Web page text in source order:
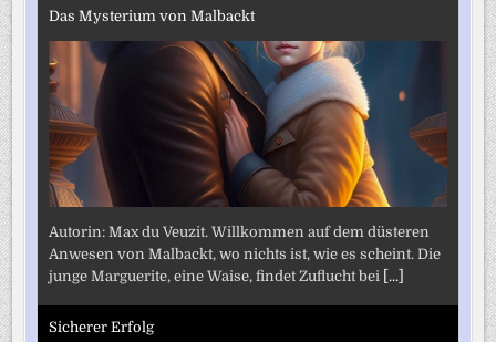
Das Mysterium von Malbackt
Autorin: Max du Veuzit. Willkommen auf dem düsteren
Anwesen von Malbackt, wo nichts ist, wie es scheint. Die
junge Marguerite, eine Waise, findet Zuflucht bei [...]
Sicherer Erfolg